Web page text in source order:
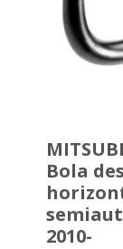
Bola
2010-